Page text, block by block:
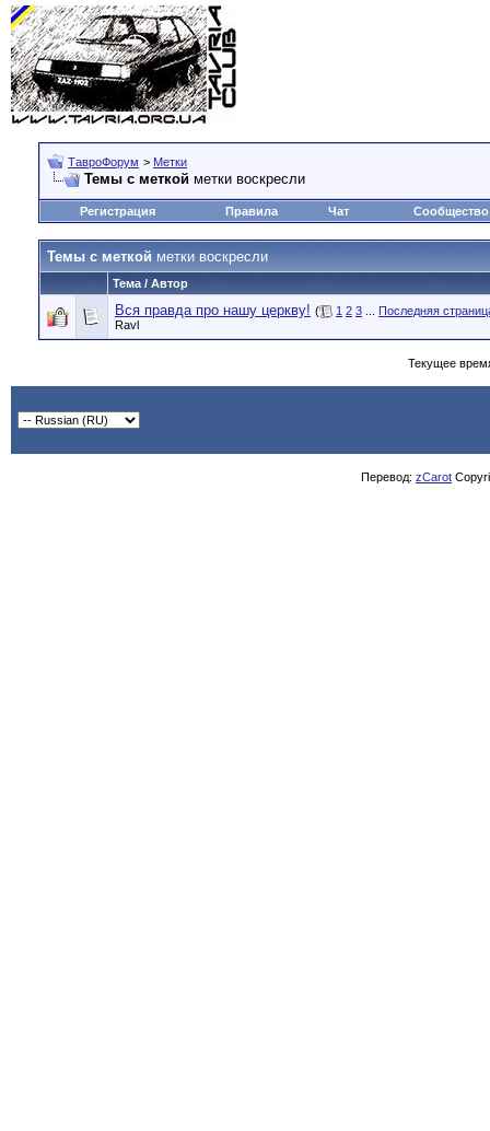
ТавроФорум > Метки
Темы с меткой метки воскресли
Регистрация Правила Чат Сообщество
Темы с меткой метки воскресли
Тема / Автор
Вся правда про нашу церкву! ( 1 2 3
Последняя
Ravl
Текущее
Перевод: zCarot